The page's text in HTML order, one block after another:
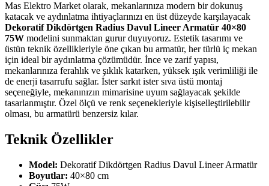
Mas Elektro Market olarak, mekanlarınıza modern bir dokunuş
katacak ve aydınlatma ihtiyaçlarınızı en üst düzeyde karşılayacak
Dekoratif Dikdörtgen Radius Davul Lineer Armatür 40×80
75W modelini sunmaktan gurur duyuyoruz. Estetik tasarımı ve
üstün teknik özellikleriyle öne çıkan bu armatür, her türlü iç mekan
için ideal bir aydınlatma çözümüdür. İnce ve zarif yapısı,
mekanlarınıza ferahlık ve şıklık katarken, yüksek ışık verimliliği ile
de enerji tasarrufu sağlar. İster sarkıt ister sıva üstü montaj
seçeneğiyle, mekanınızın mimarisine uyum sağlayacak şekilde
tasarlanmıştır. Özel ölçü ve renk seçenekleriyle kişiselleştirilebilir
olması, bu armatürü benzersiz kılar.
Teknik Özellikler
Model: Dekoratif Dikdörtgen Radius Davul Lineer Armatür
Boyutlar: 40×80 cm